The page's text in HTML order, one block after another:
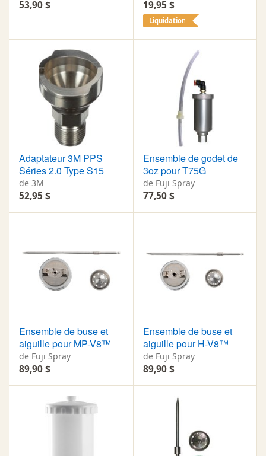
53,90 $ 19,95 $
Liquidation
Adaptateur 3M PPS
Séries 2.0 Type S15
de 3M
52,95 $
Ensemble de godet de
3oz pour T75G
de Fuji Spray
77,50 $
Ensemble de buse et
aiguille pour MP-V8™
de Fuji Spray
89,90 $
Ensemble de buse et
aiguille pour H-V8™
de Fuji Spray
89,90 $